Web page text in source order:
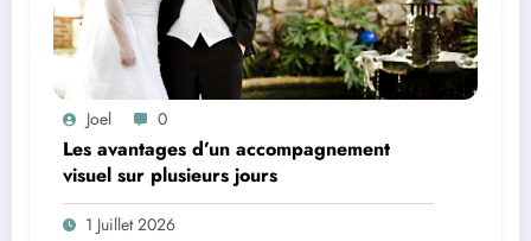
Joel 0
Les avantages d’un accompagnement
visuel sur plusieurs jours
1 Juillet 2026